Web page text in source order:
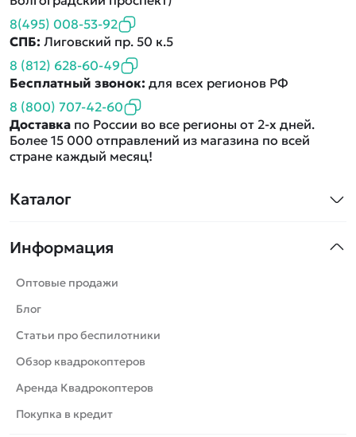
Каталог
Машинки
Танки
Вертолеты
Катера
Роботы
Самолеты
Сборные модели
Информация
Оптовые продажи
Блог
Статьи про беспилотники
Обзор квадрокоптеров
Аренда Квадрокоптеров
Покупка в кредит
8(495) 008-53-92
СПБ: Лиговский пр. 50 к.5
8 (812) 628-60-49
Бесплатный звонок: для всех регионов РФ
8 (800) 707-42-60
Доставка по России во все регионы от 2-х дней.
Более 15 000 отправлений из магазина по всей
стране каждый месяц!